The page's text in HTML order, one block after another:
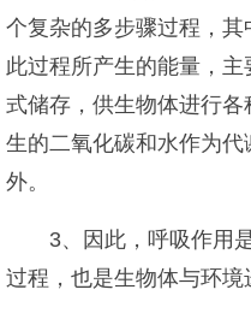
个复杂的多步骤过程，其
此过程所产生的能量，
式储存，供生物体进行
生的二氧化碳和水作为
外。
3、因此，呼吸作用
过程，也是生物体与环境